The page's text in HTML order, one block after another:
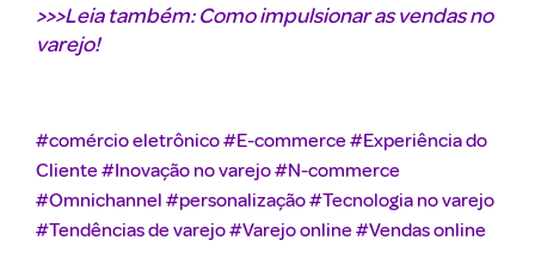
>>>Leia também: Como impulsionar as vendas no
varejo!
#comércio eletrônico#E-commerce#Experiência do
Cliente#Inovação no varejo#N-commerce
#Omnichannel #personalização#Tecnologia no varejo
#Tendências de varejo#Varejo online#Vendas online